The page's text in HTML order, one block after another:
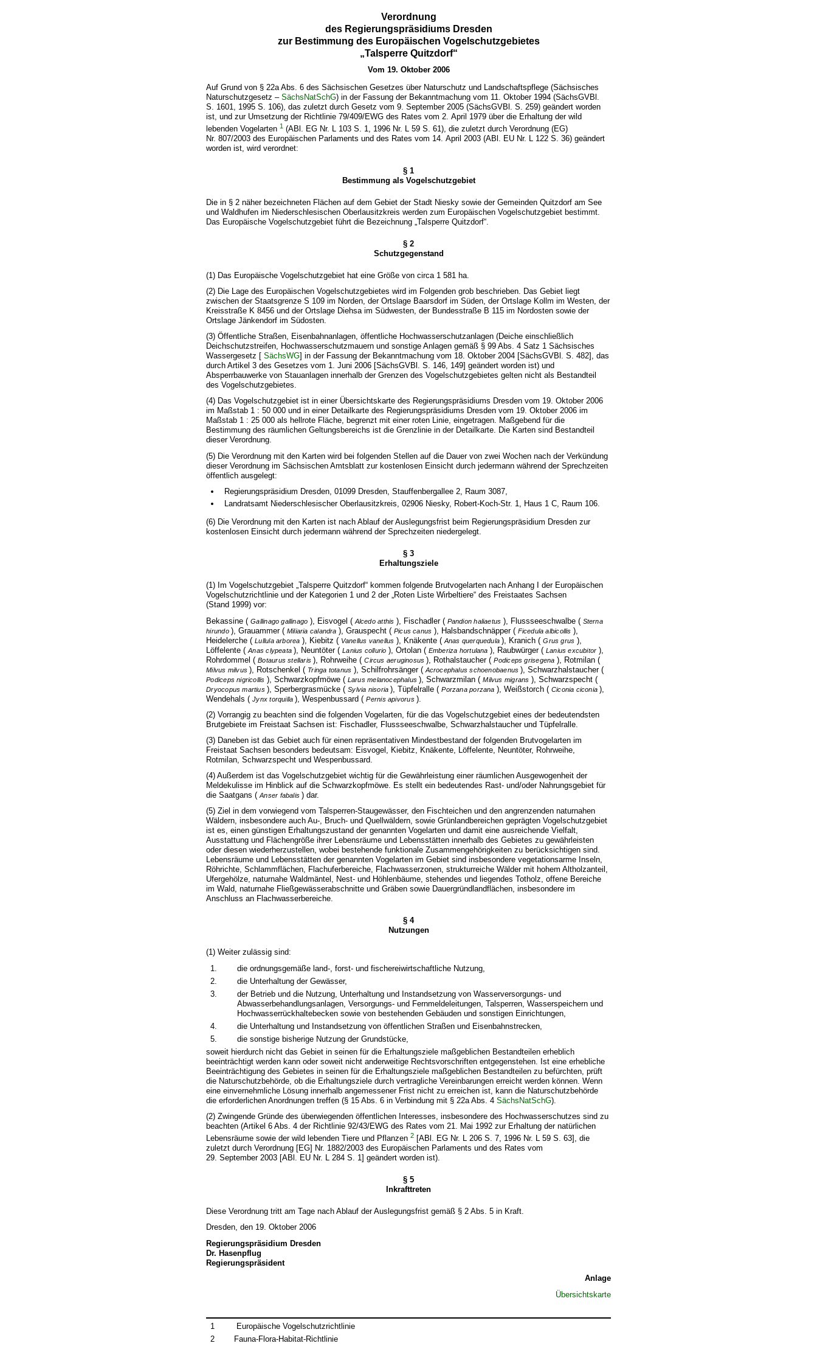
Verordnung
des Regierungspräsidiums Dresden
zur Bestimmung des Europäischen Vogelschutzgebietes
„Talsperre Quitzdorf“
Vom 19. Oktober 2006
Auf Grund von § 22a Abs. 6 des Sächsischen Gesetzes über Naturschutz und Landschaftspflege (Sächsisches
Naturschutzgesetz –SächsNatSchG) in der Fassung der Bekanntmachung vom 11. Oktober 1994 (SächsGVBl.
S. 1601, 1995 S. 106), das zuletzt durch Gesetz vom 9. September 2005 (SächsGVBl. S. 259) geändert worden
ist, und zur Umsetzung der Richtlinie 79/409/EWG des Rates vom 2. April 1979 über die Erhaltung der wild
lebenden Vogelarten1 (ABl. EG Nr. L 103 S. 1, 1996 Nr. L 59 S. 61), die zuletzt durch Verordnung (EG)
Nr. 807/2003 des Europäischen Parlaments und des Rates vom 14. April 2003 (ABl. EU Nr. L 122 S. 36) geändert
worden ist, wird verordnet:
§ 1
Bestimmung als Vogelschutzgebiet
Die in § 2 näher bezeichneten Flächen auf dem Gebiet der Stadt Niesky sowie der Gemeinden Quitzdorf am See
und Waldhufen im Niederschlesischen Oberlausitzkreis werden zum Europäischen Vogelschutzgebiet bestimmt.
Das Europäische Vogelschutzgebiet führt die Bezeichnung „Talsperre Quitzdorf“.
§ 2
Schutzgegenstand
(1) Das Europäische Vogelschutzgebiet hat eine Größe von circa 1 581 ha.
(2) Die Lage des Europäischen Vogelschutzgebietes wird im Folgenden grob beschrieben. Das Gebiet liegt
zwischen der Staatsgrenze S 109 im Norden, der Ortslage Baarsdorf im Süden, der Ortslage Kollm im Westen, der
Kreisstraße K 8456 und der Ortslage Diehsa im Südwesten, der Bundesstraße B 115 im Nordosten sowie der
Ortslage Jänkendorf im Südosten.
(3) Öffentliche Straßen, Eisenbahnanlagen, öffentliche Hochwasserschutzanlagen (Deiche einschließlich
Deichschutzstreifen, Hochwasserschutzmauern und sonstige Anlagen gemäß § 99 Abs. 4 Satz 1 Sächsisches
Wassergesetz [SächsWG] in der Fassung der Bekanntmachung vom 18. Oktober 2004 [SächsGVBl. S. 482], das
durch Artikel 3 des Gesetzes vom 1. Juni 2006 [SächsGVBl. S. 146, 149] geändert worden ist) und
Absperrbauwerke von Stauanlagen innerhalb der Grenzen des Vogelschutzgebietes gelten nicht als Bestandteil
des Vogelschutzgebietes.
(4) Das Vogelschutzgebiet ist in einer Übersichtskarte des Regierungspräsidiums Dresden vom 19. Oktober 2006
im Maßstab 1 : 50 000 und in einer Detailkarte des Regierungspräsidiums Dresden vom 19. Oktober 2006 im
Maßstab 1 : 25 000 als hellrote Fläche, begrenzt mit einer roten Linie, eingetragen. Maßgebend für die
Bestimmung des räumlichen Geltungsbereichs ist die Grenzlinie in der Detailkarte. Die Karten sind Bestandteil
dieser Verordnung.
(5) Die Verordnung mit den Karten wird bei folgenden Stellen auf die Dauer von zwei Wochen nach der Verkündung
dieser Verordnung im Sächsischen Amtsblatt zur kostenlosen Einsicht durch jedermann während der Sprechzeiten
öffentlich ausgelegt:
Regierungspräsidium Dresden, 01099 Dresden, Stauffenbergallee 2, Raum 3087,
Landratsamt Niederschlesischer Oberlausitzkreis, 02906 Niesky, Robert-Koch-Str. 1, Haus 1 C, Raum 106.
(6) Die Verordnung mit den Karten ist nach Ablauf der Auslegungsfrist beim Regierungspräsidium Dresden zur
kostenlosen Einsicht durch jedermann während der Sprechzeiten niedergelegt.
§ 3
Erhaltungsziele
(1) Im Vogelschutzgebiet „Talsperre Quitzdorf“ kommen folgende Brutvogelarten nach Anhang I der Europäischen
Vogelschutzrichtlinie und der Kategorien 1 und 2 der „Roten Liste Wirbeltiere“ des Freistaates Sachsen
(Stand 1999) vor:
Bekassine (Gallinago gallinago ), Eisvogel ( Alcedo atthis ), Fischadler ( Pandion haliaetus ), Flussseeschwalbe ( Sterna
hirundo ), Grauammer ( Miliaria calandra ), Grauspecht ( Picus canus ), Halsbandschnäpper ( Ficedula albicollis ),
Heidelerche (Lullula arborea ), Kiebitz ( Vanellus vanellus ), Knäkente ( Anas querquedula ), Kranich (Grus grus ),
Löffelente (Anas clypeata ), Neuntöter (Lanius collurio ), Ortolan ( Emberiza hortulana ), Raubwürger ( Lanius excubitor ),
Rohrdommel (Botaurus stellaris ), Rohrweihe (Circus aeruginosus ), Rothalstaucher (Podiceps grisegena ), Rotmilan (
Milvus milvus ), Rotschenkel ( Tringa totanus ), Schilfrohrsänger ( Acrocephalus schoenobaenus ), Schwarzhalstaucher (
Podiceps nigricollis ), Schwarzkopfmöwe ( Larus melanocephalus ), Schwarzmilan (Milvus migrans ), Schwarzspecht (
Dryocopus martius ), Sperbergrasmücke (Sylvia nisoria ), Tüpfelralle (Porzana porzana ), Weißstorch ( Ciconia ciconia ),
Wendehals (Jynx torquilla ), Wespenbussard (Pernis apivorus ).
(2) Vorrangig zu beachten sind die folgenden Vogelarten, für die das Vogelschutzgebiet eines der bedeutendsten
Brutgebiete im Freistaat Sachsen ist: Fischadler, Flussseeschwalbe, Schwarzhalstaucher und Tüpfelralle.
(3) Daneben ist das Gebiet auch für einen repräsentativen Mindestbestand der folgenden Brutvogelarten im
Freistaat Sachsen besonders bedeutsam: Eisvogel, Kiebitz, Knäkente, Löffelente, Neuntöter, Rohrweihe,
Rotmilan, Schwarzspecht und Wespenbussard.
(4) Außerdem ist das Vogelschutzgebiet wichtig für die Gewährleistung einer räumlichen Ausgewogenheit der
Meldekulisse im Hinblick auf die Schwarzkopfmöwe. Es stellt ein bedeutendes Rast- und/oder Nahrungsgebiet für
die Saatgans (Anser fabalis ) dar.
(5) Ziel in dem vorwiegend vom Talsperren-Staugewässer, den Fischteichen und den angrenzenden naturnahen
Wäldern, insbesondere auch Au-, Bruch- und Quellwäldern, sowie Grünlandbereichen geprägten Vogelschutzgebiet
ist es, einen günstigen Erhaltungszustand der genannten Vogelarten und damit eine ausreichende Vielfalt,
Ausstattung und Flächengröße ihrer Lebensräume und Lebensstätten innerhalb des Gebietes zu gewährleisten
oder diesen wiederherzustellen, wobei bestehende funktionale Zusammengehörigkeiten zu berücksichtigen sind.
Lebensräume und Lebensstätten der genannten Vogelarten im Gebiet sind insbesondere vegetationsarme Inseln,
Röhrichte, Schlammflächen, Flachuferbereiche, Flachwasserzonen, strukturreiche Wälder mit hohem Altholzanteil,
Ufergehölze, naturnahe Waldmäntel, Nest- und Höhlenbäume, stehendes und liegendes Totholz, offene Bereiche
im Wald, naturnahe Fließgewässerabschnitte und Gräben sowie Dauergründlandflächen, insbesondere im
Anschluss an Flachwasserbereiche.
§ 4
Nutzungen
(1) Weiter zulässig sind:
1.
die ordnungsgemäße land-, forst- und fischereiwirtschaftliche Nutzung,
2.
die Unterhaltung der Gewässer,
3.
der Betrieb und die Nutzung, Unterhaltung und Instandsetzung von Wasserversorgungs- und
Abwasserbehandlungsanlagen, Versorgungs- und Fernmeldeleitungen, Talsperren, Wasserspeichern und
Hochwasserrückhaltebecken sowie von bestehenden Gebäuden und sonstigen Einrichtungen,
4.
die Unterhaltung und Instandsetzung von öffentlichen Straßen und Eisenbahnstrecken,
5.
die sonstige bisherige Nutzung der Grundstücke,
soweit hierdurch nicht das Gebiet in seinen für die Erhaltungsziele maßgeblichen Bestandteilen erheblich
beeinträchtigt werden kann oder soweit nicht anderweitige Rechtsvorschriften entgegenstehen. Ist eine erhebliche
Beeinträchtigung des Gebietes in seinen für die Erhaltungsziele maßgeblichen Bestandteilen zu befürchten, prüft
die Naturschutzbehörde, ob die Erhaltungsziele durch vertragliche Vereinbarungen erreicht werden können. Wenn
eine einvernehmliche Lösung innerhalb angemessener Frist nicht zu erreichen ist, kann die Naturschutzbehörde
die erforderlichen Anordnungen treffen (§ 15 Abs. 6 in Verbindung mit § 22a Abs. 4SächsNatSchG).
(2) Zwingende Gründe des überwiegenden öffentlichen Interesses, insbesondere des Hochwasserschutzes sind zu
beachten (Artikel 6 Abs. 4 der Richtlinie 92/43/EWG des Rates vom 21. Mai 1992 zur Erhaltung der natürlichen
Lebensräume sowie der wild lebenden Tiere und Pflanzen2 [ABl. EG Nr. L 206 S. 7, 1996 Nr. L 59 S. 63], die
zuletzt durch Verordnung [EG] Nr. 1882/2003 des Europäischen Parlaments und des Rates vom
29. September 2003 [ABl. EU Nr. L 284 S. 1] geändert worden ist).
§ 5
Inkrafttreten
Diese Verordnung tritt am Tage nach Ablauf der Auslegungsfrist gemäß § 2 Abs. 5 in Kraft.
Dresden, den 19. Oktober 2006
Regierungspräsidium Dresden
Dr. Hasenpflug
Regierungspräsident
Anlage
Übersichtskarte
1
Europäische Vogelschutzrichtlinie
2
Fauna-Flora-Habitat-Richtlinie